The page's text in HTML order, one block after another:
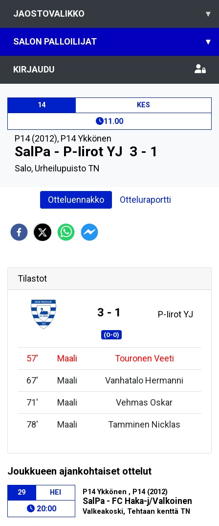
JAOSTOVALIKKO ▾
SALON PALLOILIJAT ▾
KIRJAUDU
14 KES
11.00
P14 (2012), P14 Ykkönen
SalPa - P-Iirot YJ 3 - 1
Salo, Urheilupuisto TN
Otteluennakko Otteluraportti
Tilastot
3 - 1 P-Iirot YJ
(0-0)
57' Maali Touronen Veeti
67' Maali Vanhatalo Hermanni
71' Maali Vehmas Oskar
78' Maali Tamminen Nicklas
Joukkueen ajankohtaiset ottelut
29 HEI
20:00
P14 Ykkönen , P14 (2012)
SalPa - FC Haka-j/Valkoinen
Valkeakoski, Tehtaan kenttä TN